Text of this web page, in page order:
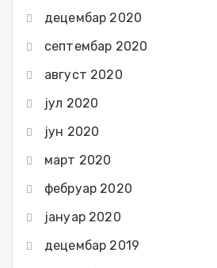
децембар 2020
септембар 2020
август 2020
јул 2020
јун 2020
март 2020
фебруар 2020
јануар 2020
децембар 2019